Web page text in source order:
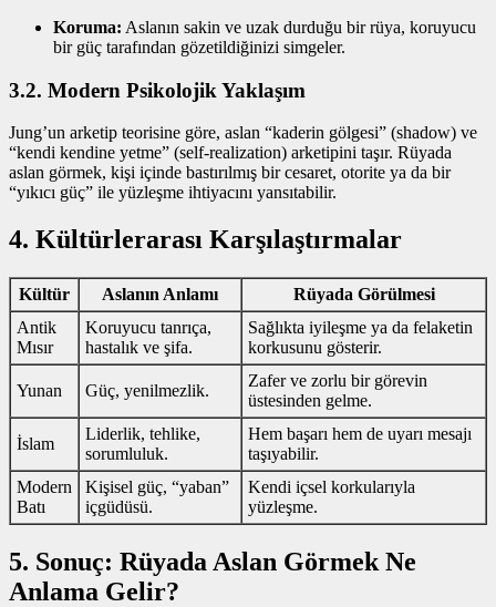
Koruma: Aslanın sakin ve uzak durduğu bir rüya, koruyucu
bir güç tarafından gözetildiğinizi simgeler.
3.2. Modern Psikolojik Yaklaşım
Jung’un arketip teorisine göre, aslan “kaderin gölgesi” (shadow) ve
“kendi kendine yetme” (self‑realization) arketipini taşır. Rüyada
aslan görmek, kişi içinde bastırılmış bir cesaret, otorite ya da bir
“yıkıcı güç” ile yüzleşme ihtiyacını yansıtabilir.
4. Kültürlerarası Karşılaştırmalar
Kültür Aslanın Anlamı
Rüyada Görülmesi
Antik
Mısır
Koruyucu tanrıça,
hastalık ve şifa.
Sağlıkta iyileşme ya da felaketin
korkusunu gösterir.
Yunan Güç, yenilmezlik.
Zafer ve zorlu bir görevin
üstesinden gelme.
İslam
Liderlik, tehlike,
sorumluluk.
Hem başarı hem de uyarı mesajı
taşıyabilir.
Modern
Batı
Kişisel güç, “yaban”
içgüdüsü.
Kendi içsel korkularıyla
yüzleşme.
5. Sonuç: Rüyada Aslan Görmek Ne
Anlama Gelir?